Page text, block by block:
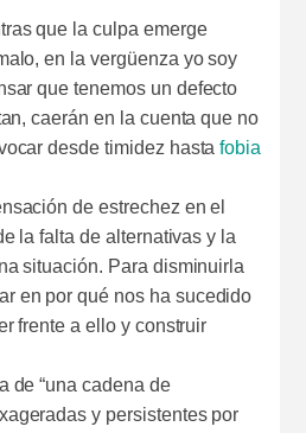
que la culpa emerge
en la vergüenza yo soy
que tenemos un defecto
caerán en la cuenta que no
desde timidez hastafobia
de estrechez en el
la falta de alternativas y la
situación. Para disminuirla
en por qué nos ha sucedido
frente a ello y construir
de “una cadena de
y persistentes por